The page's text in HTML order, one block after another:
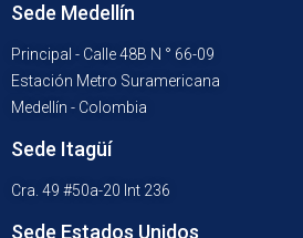
Sede Medellín
Principal - Calle 48B N ° 66-09
Estación Metro Suramericana
Medellín - Colombia
Sede Itagüí
Cra. 49 #50a-20 Int 236
Sede Estados Unidos